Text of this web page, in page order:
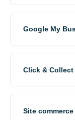
événements/
Google My
Visibilité
Click &
produits en
CA et fidélise
Site